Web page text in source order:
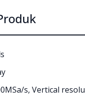
s, Vertical